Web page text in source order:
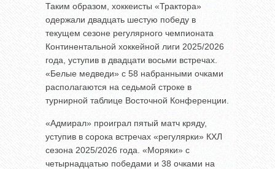
Таким образом, хоккеисты «Трактора»
одержали двадцать шестую победу в
текущем сезоне регулярного чемпионата
Континентальной хоккейной лиги 2025/2026
года, уступив в двадцати восьми встречах.
«Белые медведи» с 58 набранными очками
располагаются на седьмой строке в
турнирной таблице Восточной Конференции.
«Адмирал» проиграл пятый матч кряду,
уступив в сорока встречах «регулярки» КХЛ
сезона 2025/2026 года. «Моряки» с
четырнадцатью победами и 38 очками на